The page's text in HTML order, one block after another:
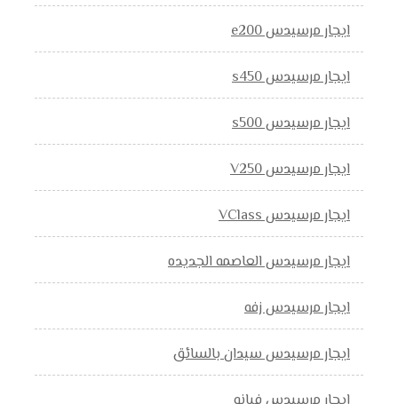
ايجار مرسيدس e200
ايجار مرسيدس s450
ايجار مرسيدس s500
ايجار مرسيدس V250
ايجار مرسيدس VClass
ايجار مرسيدس العاصمه الجديده
ايجار مرسيدس زفه
ايجار مرسيدس سيدان بالسائق